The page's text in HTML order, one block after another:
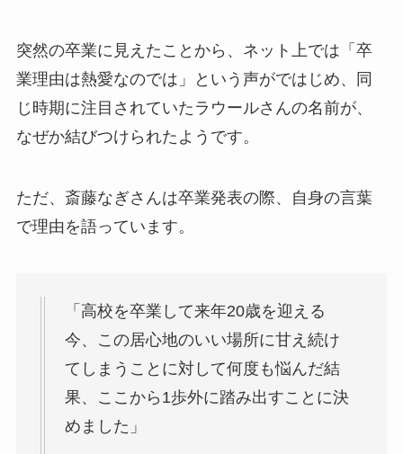
突然の卒業に見えたことから、ネット上では「卒
業理由は熱愛なのでは」という声がではじめ、同
じ時期に注目されていたラウールさんの名前が、
なぜか結びつけられたようです。
ただ、斎藤なぎさんは卒業発表の際、自身の言葉
で理由を語っています。
「高校を卒業して来年20歳を迎える
今、この居心地のいい場所に甘え続け
てしまうことに対して何度も悩んだ結
果、ここから1歩外に踏み出すことに決
めました」